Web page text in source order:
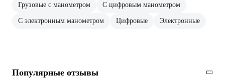
Грузовые с манометром С цифровым манометром
С электронным манометром Цифровые Электронные
Популярные отзывы